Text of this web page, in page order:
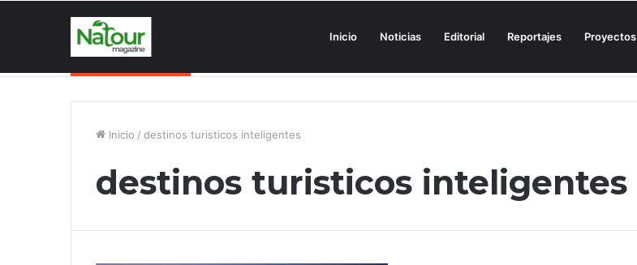
Inicio Noticias Editorial Reportajes Proyectos
Inicio / destinos turisticos inteligentes
destinos turisticos inteligentes